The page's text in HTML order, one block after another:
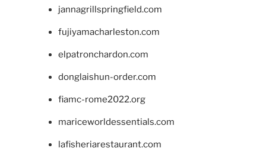
jannagrillspringfield.com
fujiyamacharleston.com
elpatronchardon.com
donglaishun-order.com
fiamc-rome2022.org
mariceworldessentials.com
lafisheriarestaurant.com